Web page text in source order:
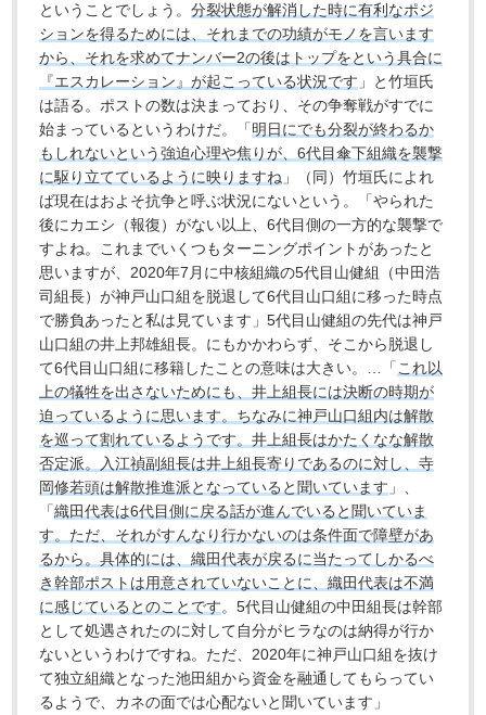
ということでしょう。分裂状態が解消した時に有利なポジ
ションを得るためには、それまでの功績がモノを言います
から、それを求めてナンバー2の後はトップをという具合に
『エスカレーション』が起こっている状況です 」と竹垣氏
は語る。ポストの数は決まっており、その争奪戦がすでに
始まっているというわけだ。「明日にでも分裂が終わるか
もしれないという強迫心理や焦りが、6代目傘下組織を襲撃
に駆り立てているように映りますね 」（同）竹垣氏によれ
ば現在はおよそ抗争と呼ぶ状況にないという。「やられた
後にカエシ（報復）がない以上、6代目側の一方的な襲撃で
すよね。これまでいくつもターニングポイントがあったと
思いますが、2020年7月に中核組織の5代目山健組（中田浩
司組長）が神戸山口組を脱退して6代目山口組に移った時点
で勝負あったと私は見ています」5代目山健組の先代は神戸
山口組の井上邦雄組長。にもかかわらず、そこから脱退し
て6代目山口組に移籍したことの意味は大きい。…「 これ以
上の犠牲を出さないためにも、井上組長には決断の時期が
迫っているように思います。ちなみに神戸山口組内は解散
を巡って割れているようです。井上組長はかたくなな解散
否定派。入江禎副組長は井上組長寄りであるのに対し、寺
岡修若頭は解散推進派となっていると聞いています 」、
「織田代表は6代目側に戻る話が進んでいると聞いていま
す。ただ、それがすんなり行かないのは条件面で障壁があ
るから。具体的には、織田代表が戻るに当たってしかるべ
き幹部ポストは用意されていないことに、織田代表は不満
に感じているとのことです。5代目山健組の中田組長は幹部
として処遇されたのに対して自分がヒラなのは納得が行か
ないというわけですね。ただ、2020年に神戸山口組を抜け
て独立組織となった池田組から資金を融通してもらってい
るようで、カネの面では心配ないと聞いています」